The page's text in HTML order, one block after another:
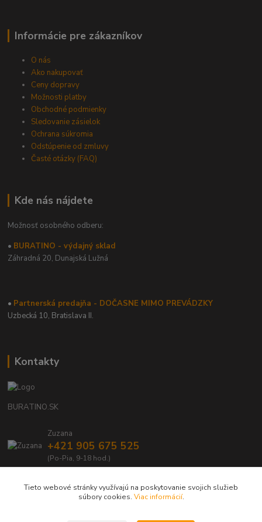
Informácie pre zákazníkov
O nás
Ako nakupovať
Ceny dopravy
Možnosti platby
Obchodné podmienky
Sledovanie zásielok
Ochrana súkromia
Odstúpenie od zmluvy
Časté otázky (FAQ)
Kde nás nájdete
Možnosť osobného odberu:
• BURATINO - výdajný sklad
Záhradná 20, Dunajská Lužná
• Partnerská predajňa - DOČASNE MIMO PREVÁDZKY
Uzbecká 10, Bratislava II.
Kontakty
BURATINO.SK
Zuzana
+421 905 675 525
(Po-Pia, 9-18 hod.)
Tieto webové stránky využívajú na poskytovanie svojich služieb
súbory cookies. Viac informácií.